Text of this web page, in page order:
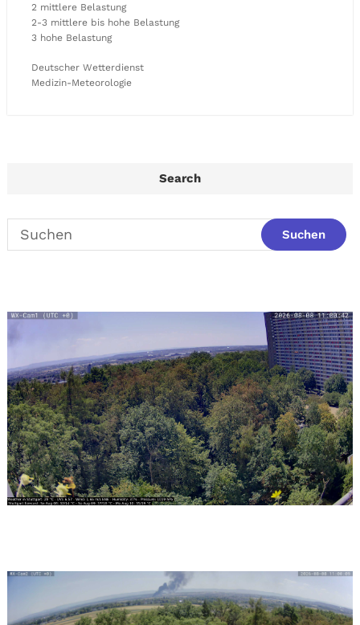
2 mittlere Belastung
2-3 mittlere bis hohe Belastung
3 hohe Belastung
Deutscher Wetterdienst
Medizin-Meteorologie
Search